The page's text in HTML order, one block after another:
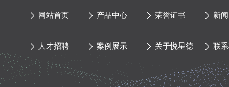
网站首页 产品中心 荣誉证书 新
人才招聘 案例展示 关于悦星德 联